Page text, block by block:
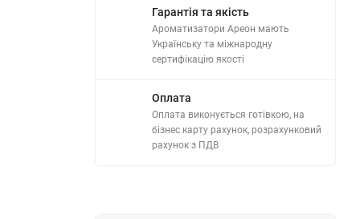
Гарантія та якість
Ароматизатори Ареон мають
Українську та міжнародну
сертифікацію якості
Оплата
Оплата виконується готівкою, на
бізнес карту рахунок, розрахунковий
рахунок з ПДВ